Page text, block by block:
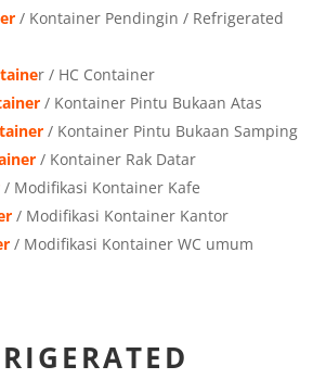
/ Kontainer Pendingin / Refrigerated
r / HC Container
/ Kontainer Pintu Bukaan Atas
/ Kontainer Pintu Bukaan Samping
/ Kontainer Rak Datar
/ Modifikasi Kontainer Kafe
/ Modifikasi Kontainer Kantor
/ Modifikasi Kontainer WC umum